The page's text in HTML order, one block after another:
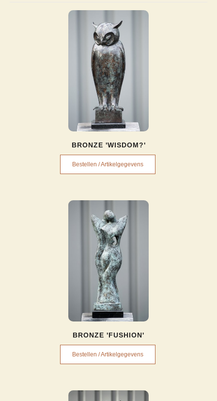
BRONZE 'WISDOM?'
Bestellen / Artikelgegevens
BRONZE 'FUSHION'
Bestellen / Artikelgegevens